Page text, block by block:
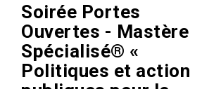
Soirée Portes
Ouvertes - Mastère
Spécialisé® «
Politiques et action